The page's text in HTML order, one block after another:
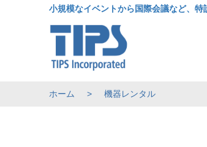
小規模なイベントから国際会議など、特
ホーム 機器レンタル